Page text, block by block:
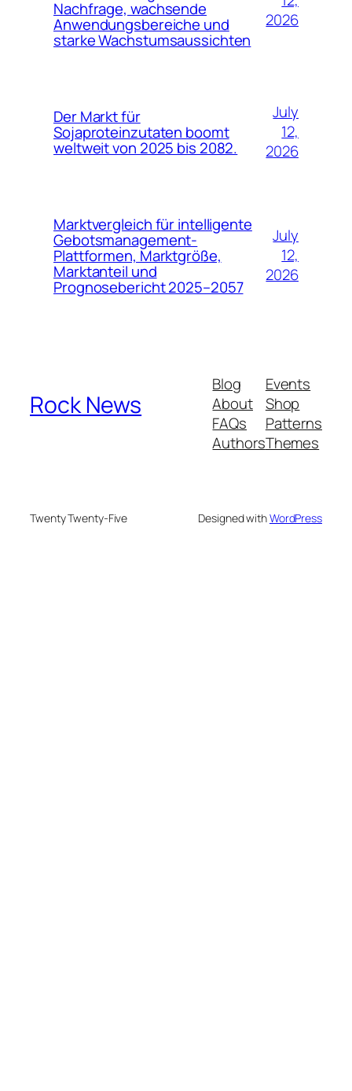
Nachfrage, wachsende
Anwendungsbereiche und
starke Wachstumsaussichten
2026
Der Markt für
Sojaproteinzutaten boomt
weltweit von 2025 bis 2082.
July
12,
2026
Marktvergleich für intelligente
Gebotsmanagement-
Plattformen, Marktgröße,
Marktanteil und
Prognosebericht 2025–2057
July
12,
2026
Rock News
Blog
About
FAQs
Authors
Events
Shop
Patterns
Themes
Twenty Twenty-Five Designed withWordPress